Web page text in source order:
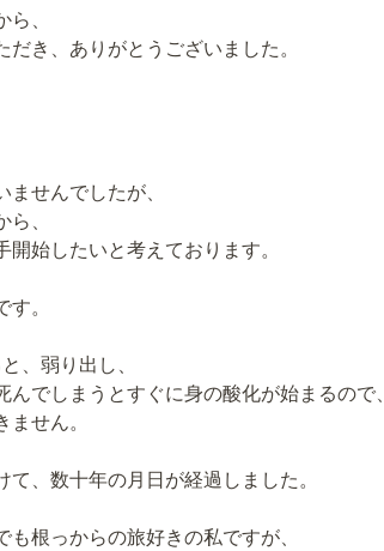
、
き、ありがとうございました。
せんでしたが、
、
始したいと考えております。
。
、弱り出し、
でしまうとすぐに身の酸化が始まるので、
せん。
、数十年の月日が経過しました。
根っからの旅好きの私ですが、